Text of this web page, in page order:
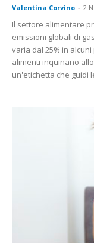
Valentina Corvino - 2
Il settore alimentare
emissioni globali di
varia dal 25% in
alimenti inquinano
un'etichetta che guidi